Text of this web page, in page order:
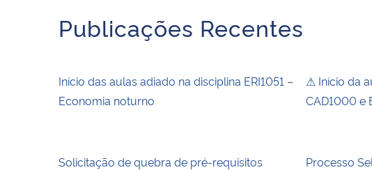
Publicações Recentes
Início das aulas adiado na disciplina ERI1051 –
Economia noturno
⚠ Início da
CAD1000 e
Solicitação de quebra de pré-requisitos
Processo